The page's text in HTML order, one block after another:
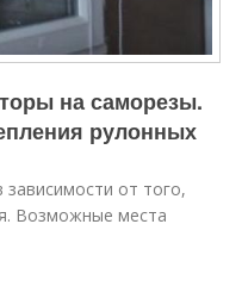
на саморезы.
рулонных
от того,
Возможные места